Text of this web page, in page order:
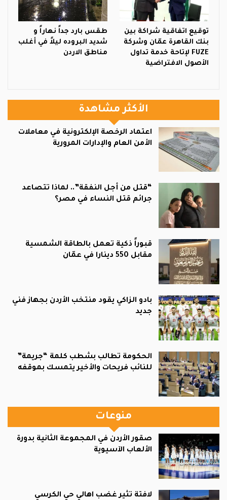
توقيع اتفاقية شراكة بين
بنك القاهرة عمّان وشركة
FUZE لإتاحة خدمة تداول
الأصول الافتراضية
طقس بارد جداً نهاراً و
شديد البروده ليلاً في أغلب
مناطق الاردن
الأكثر مشاهدة
اعتماد الرخصة الإلكترونية في معاملات
الأمن العام والإدارات المرورية
“قتل من أجل النفقة”.. لماذا تتصاعد
جرائم قتل النساء في مصر؟
قبوراً ذكية تعمل بالطاقة الشمسية
مقابل 550 دينارا في عمّان
بادو الزاكي يقود منتخب الأردن بجهاز فني
جديد
الحكومة تطالب بشطب كلمة “جريمة”
للنائب فريحات والأخير يتمسك بموقفه
منوعات
صقور الأردن في المجموعة الثانية بدورة
الألعاب الآسيوية
لافتة تثير غضب اهالي حي الكرسي